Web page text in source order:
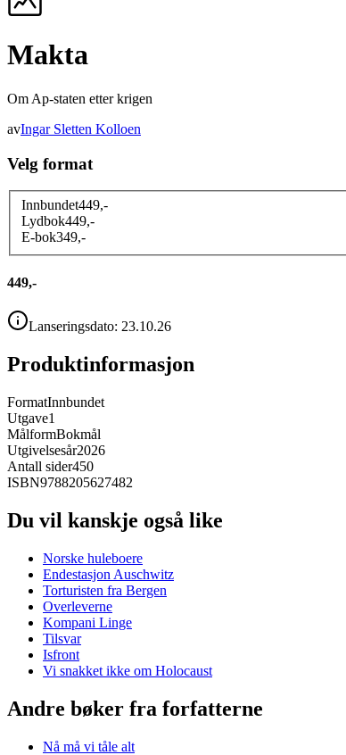
Makta
Om Ap-staten etter krigen
avIngar Sletten Kolloen
Velg format
Innbundet449,-
Lydbok449,-
E-bok349,-
449,-
Lanseringsdato: 23.10.26
Produktinformasjon
FormatInnbundet
Utgave1
MålformBokmål
Utgivelsesår2026
Antall sider450
ISBN9788205627482
Du vil kanskje også like
Norske huleboere
Endestasjon Auschwitz
Torturisten fra Bergen
Overleverne
Kompani Linge
Tilsvar
Isfront
Vi snakket ikke om Holocaust
Andre bøker fra forfatterne
Nå må vi tåle alt